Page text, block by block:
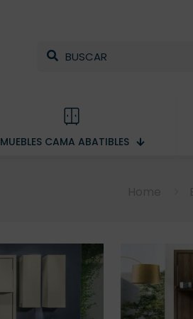
MUEBLES CAMA ABATIBLES